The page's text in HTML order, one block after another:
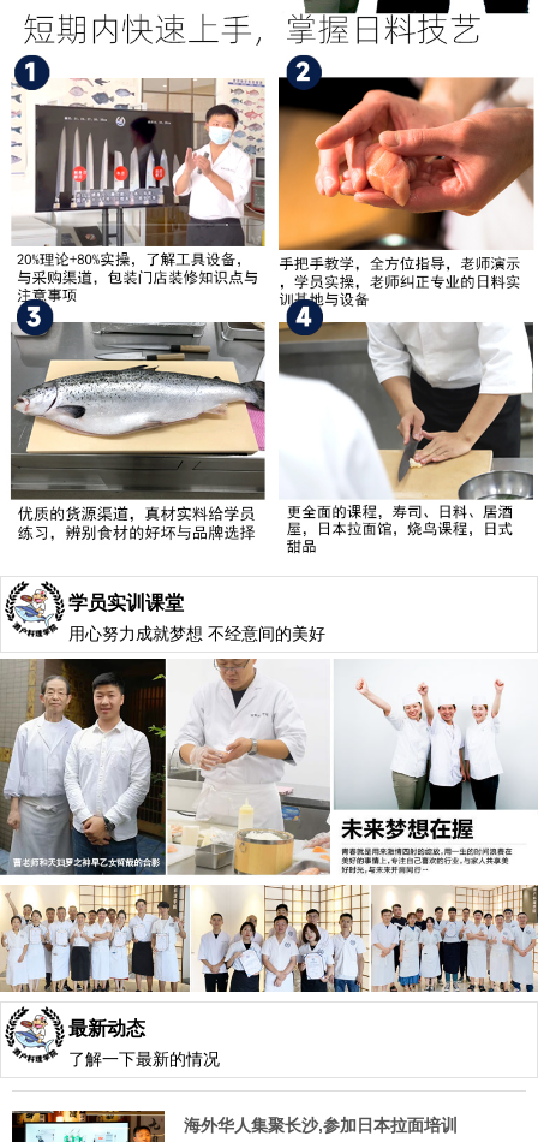
学员实训课堂
用心努力成就梦想 不经意间的美好
最新动态
了解一下最新的情况
海外华人集聚长沙,参加日本拉面培训